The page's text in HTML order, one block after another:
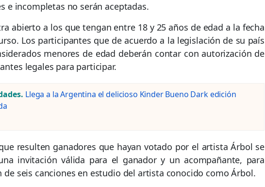
e incompletas no serán aceptadas.
abierto a los que tengan entre 18 y 25 años de edad a la fecha
Los participantes que de acuerdo a la legislación de su país
menores de edad deberán contar con autorización de
legales para participar.
Llega a la Argentina el delicioso Kinder Bueno Dark edición
resulten ganadores que hayan votado por el artista Árbol se
invitación válida para el ganador y un acompañante, para
de seis canciones en estudio del artista conocido como Árbol.